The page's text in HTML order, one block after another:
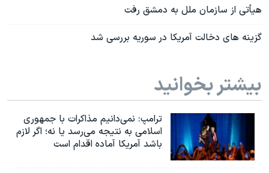
هیأتی از سازمان ملل به دمشق رفت
گزینه های دخالت آمریکا در سوریه بررسی شد
بیشتر بخوانید
ترامپ: نمی‌دانیم مذاکرات با جمهوری
اسلامی به نتیجه می‌رسد یا نه؛ اگر لازم
باشد آمریکا آماده اقدام است